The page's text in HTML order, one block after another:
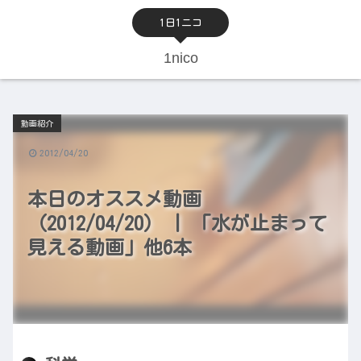
1日1ニコ
1nico
本日のオススメ動画
（2012/04/20） | 「水が止まって
見える動画」他6本
動画紹介
2012/04/20